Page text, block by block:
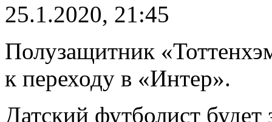
25.1.2020, 21:45
Полузащитник
к переходу в «Интер».
Датский футболист будет